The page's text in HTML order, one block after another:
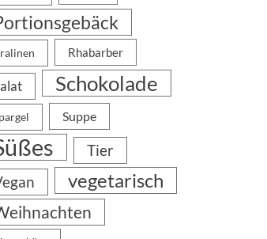
Rhabarber
Schokolade
Suppe
Tier
vegetarisch